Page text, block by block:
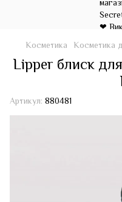
Косметика Косметика
Lipper блиск
Артикул: 880481